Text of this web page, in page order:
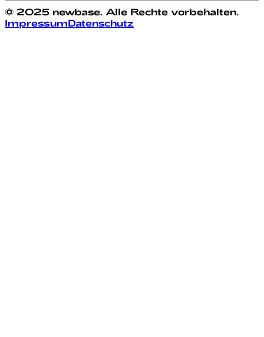
© 2025 newbase. Alle Rechte vorbehalten.
ImpressumDatenschutz